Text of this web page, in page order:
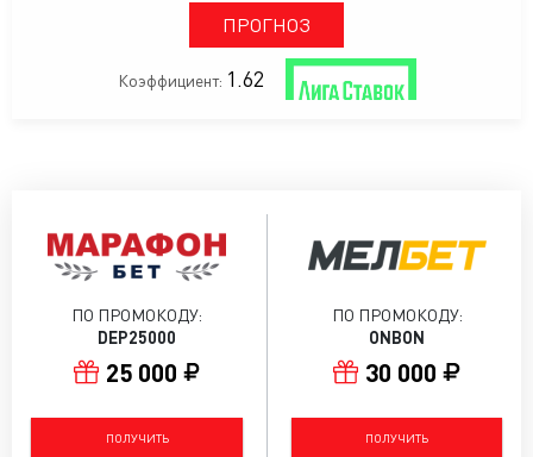
ПРОГНОЗ
Коэффициент: 1.62
ПО ПРОМОКОДУ:
DEP25000
25 000
ПОЛУЧИТЬ
ПО ПРОМОКОДУ:
ONBON
30 000
ПОЛУЧИТЬ